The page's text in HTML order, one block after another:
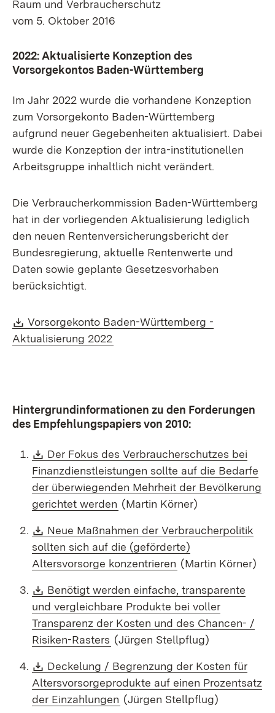
Raum und Verbraucherschutz
vom 5. Oktober 2016
2022: Aktualisierte Konzeption des
Vorsorgekontos Baden-Württemberg
Im Jahr 2022 wurde die vorhandene Konzeption
zum Vorsorgekonto Baden-Württemberg
aufgrund neuer Gegebenheiten aktualisiert. Dabei
wurde die Konzeption der intra-institutionellen
Arbeitsgruppe inhaltlich nicht verändert.
Die Verbraucherkommission Baden-Württemberg
hat in der vorliegenden Aktualisierung lediglich
den neuen Rentenversicherungsbericht der
Bundesregierung, aktuelle Rentenwerte und
Daten sowie geplante Gesetzesvorhaben
berücksichtigt.
Download:
Vorsorgekonto Baden-Württemberg -
Aktualisierung 2022
Hintergrundinformationen zu den Forderungen
des Empfehlungspapiers von 2010:
Download:
Der Fokus des Verbraucherschutzes bei
Finanzdienstleistungen sollte auf die Bedarfe
der überwiegenden Mehrheit der Bevölkerung
gerichtet werden (Öffnet in neuem Fenster)
(Martin Körner)
Download:
Neue Maßnahmen der Verbraucherpolitik
sollten sich auf die (geförderte)
Altersvorsorge konzentrieren (Öffnet in neuem
(Martin Körner)
Download:
Benötigt werden einfache, transparente
und vergleichbare Produkte bei voller
Transparenz der Kosten und des Chancen- /
Risiken-Rasters (Öffnet in neuem Fenster)
(Jürgen Stellpflug)
Download:
Deckelung / Begrenzung der Kosten für
Altersvorsorgeprodukte auf einen Prozentsatz
der Einzahlungen (Öffnet in neuem Fenster)
(Jürgen Stellpflug)